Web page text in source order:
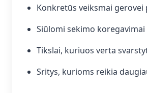
Konkretūs veiksmai gerovei
Siūlomi sekimo koregavimai
Tikslai, kuriuos verta
Sritys, kurioms reikia